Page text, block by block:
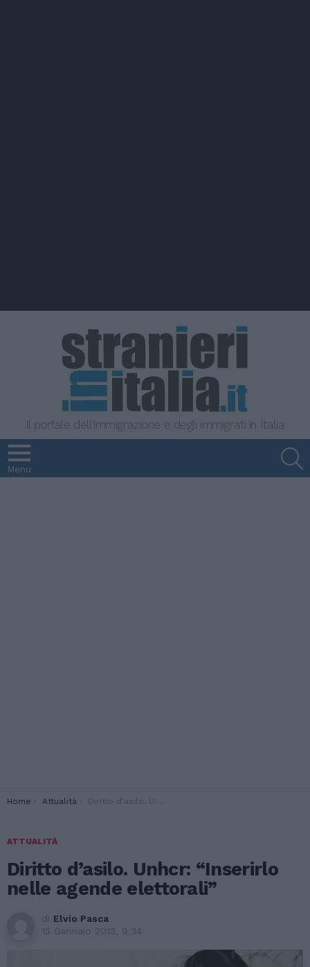
Il portale dell'immigrazione e degli immigrati in Italia
Menu
You are here:
Home Attualità Diritto d’asilo. Unhcr: “Inserirlo nelle agende elettorali”
ATTUALITÀ
Diritto d’asilo. Unhcr: “Inserirlo
nelle agende elettorali”
di Elvio Pasca
15 Gennaio 2013, 9:34